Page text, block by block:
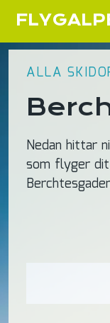
ALLA
Nedan hittar ni
som flyger